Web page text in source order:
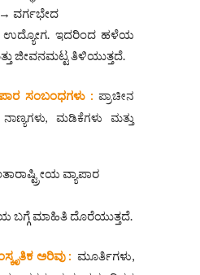
ವರ್ಗಭೇದ
ಇದರಿಂದ ಹಳೆಯ
ಜೀವನಮಟ್ಟ ತಿಳಿಯುತ್ತದೆ.
ಸಂಬಂಧಗಳು :ಪ್ರಾಚೀನ
ನಾಣ್ಯಗಳು, ಮಡಿಕೆಗಳು ಮತ್ತು
ವ್ಯಾಪಾರ
ಬಗ್ಗೆ ಮಾಹಿತಿ ದೊರೆಯುತ್ತದೆ.
ಅರಿವು : ಮೂರ್ತಿಗಳು,